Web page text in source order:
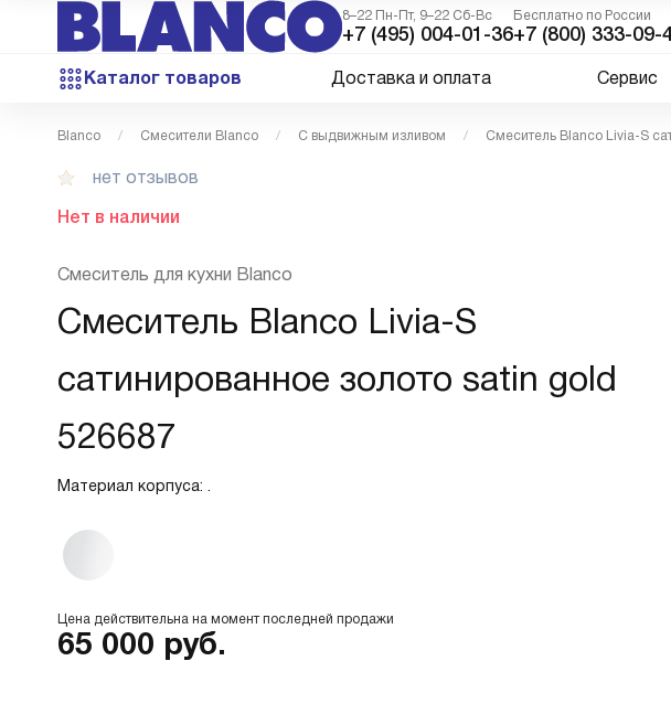
8–22 Пн-Пт, 9–22 Сб-Вс
+7 (495) 004-01-36
Бесплатно по России
+7 (800) 333-09-
Каталог товаров Доставка и оплата Сервис
Blanco Смесители Blanco С выдвижным изливом Смеситель Blanco Livia-S
нет отзывов
Нет в наличии
Смеситель для кухни Blanco
Смеситель Blanco Livia-S
сатинированное золото satin gold
526687
Материал корпуса: .
Цена действительна на момент последней продажи
65 000 руб.